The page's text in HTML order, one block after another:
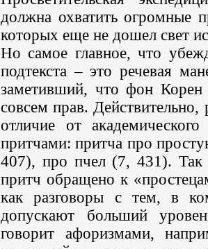
должна охватить огромные
которых еще не дошел свет
Но самое главное, что
подтекста – это речевая
заметивший, что фон
совсем прав.
отличие от
притчами: притча про
407), про пчел (7, 431).
притч обращено к
как разговоры с тем, в
допускают больший
говорит афоризмами,